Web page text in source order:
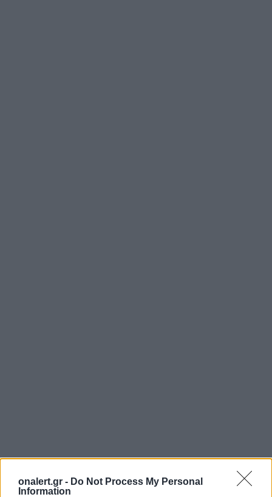
onalert.gr - Do Not Process My Personal
Information